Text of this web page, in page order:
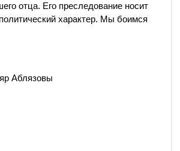
отца. Его преследование носит
характер. Мы боимся
Аблязовы